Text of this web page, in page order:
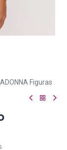
Figuras